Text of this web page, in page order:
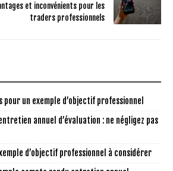
et inconvénients pour les
traders professionnels
un exemple d’objectif professionnel
annuel d’évaluation : ne négligez pas
d’objectif professionnel à considérer